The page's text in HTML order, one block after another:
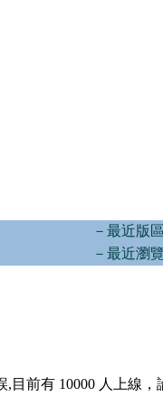
－最近版
－最近瀏
,目前有 10000 人上線